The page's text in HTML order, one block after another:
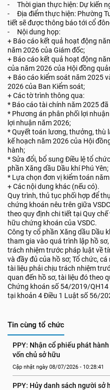
- Thời gian thực hiện: Dự kiến
- Địa điểm thực hiện: Phường
tiết sẽ được thông báo tới cổ
- Nội dung họp:
+ Báo cáo kết quả hoạt động
năm 2026 của Giám đốc;
+ Báo cáo kết quả hoạt động
của năm 2026 của Hội đồng
+ Báo cáo kiểm soát năm 2025
2026 của Ban Kiểm soát;
+ Các tờ trình thông qua:
* Báo cáo tài chính năm 2025
* Phương án phân phối lợi
lợi nhuận năm 2026;
* Quyết toán lương, thưởng, thù
kế hoạch năm 2026 của Hội
hành;
* Sửa đổi, bổ sung Điều lệ tổ
phần Xăng dầu Dầu khí Phú Yên;
* Lựa chọn đơn vị kiểm toán
+ Các nội dung khác (nếu có).
Quy trình, thủ tục phối hợp để
chứng khoán nêu trên giữa
theo quy định chi tiết tại Quy
hữu chứng khoán của VSDC.
Công ty cổ phần Xăng dầu Dầu
tham gia vào quá trình lập hồ
trách nhiệm trước pháp luật về
và đầy đủ của hồ sơ; Tổ chức,
tài liệu phải chịu trách nhiệm
quan đến hồ sơ, tài liệu đó theo
Chứng khoán số 54/2019/
tại khoản 4 Điều 1 Luật số 56/
Tin cùng tổ chức
PPY: Nhận cổ phiếu phát
vốn chủ sở hữu
Cập nhật ngày 08/07/2026 - 10:28:41
PPY: Hủy danh sách người